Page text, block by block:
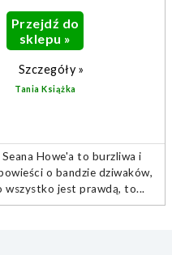
Przejdź do
sklepu »
Szczegóły »
Tania Książka
Howe'a to burzliwa i
o bandzie dziwaków,
wszystko jest prawdą, to...